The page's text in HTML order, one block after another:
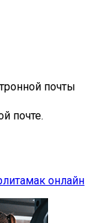
почты
почте.
онлайн